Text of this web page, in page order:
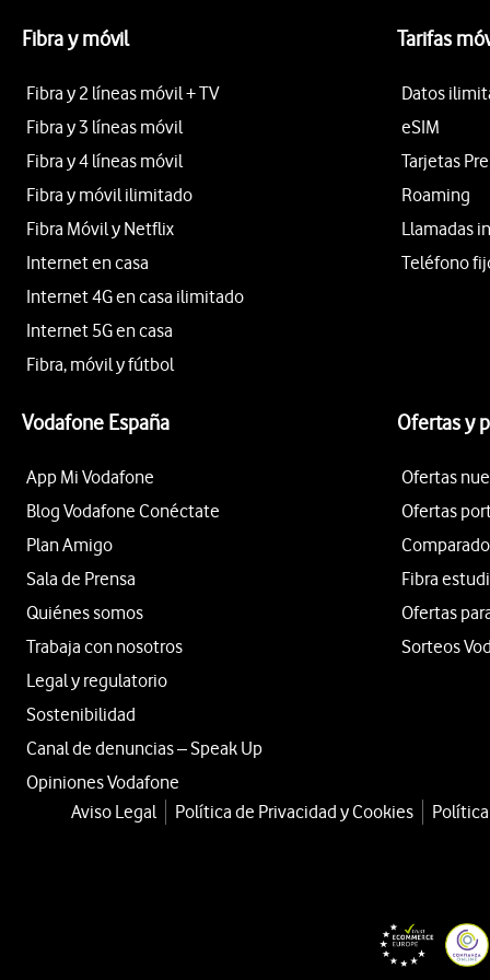
Fibra y móvil
Fibra y 2 líneas móvil + TV
Fibra y 3 líneas móvil
Fibra y 4 líneas móvil
Fibra y móvil ilimitado
Fibra Móvil y Netflix
Internet en casa
Internet 4G en casa ilimitado
Internet 5G en casa
Fibra, móvil y fútbol
Tarifas
Datos
eSIM
Tarjetas
Roaming
Llamadas
Teléfono
Vodafone España
App Mi Vodafone
Blog Vodafone Conéctate
Plan Amigo
Sala de Prensa
Quiénes somos
Trabaja con nosotros
Legal y regulatorio
Sostenibilidad
Canal de denuncias – Speak Up
Opiniones Vodafone
Ofertas y
Ofertas
Ofertas
Fibra
Ofertas
Sorteos
Aviso Legal Política de Privacidad y Cookies